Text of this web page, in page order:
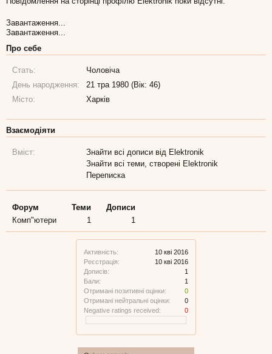
Активність:
10 кві 2016
Реєстрація:
10 кві 2016
Дописів:
1
Бали:
1
Отримані позитивні оцінки:
0
Отримані нейтральні оцінки:
0
Negative ratings received:
0
Завантаження...
Завантаження...
Про себе
Стать:
Чоловіча
День народження:
21 тра 1980 (Вік: 46)
Місто:
Харків
Взаємодіяти
Вміст:
Знайти всі дописи від Elektronik
Знайти всі теми, створені Elektronik
Переписка
Форум Теми
Дописи
Комп"ютери
1 1